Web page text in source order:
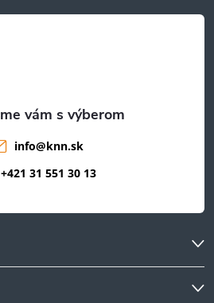
info@knn.sk
+421 31 551 30 13